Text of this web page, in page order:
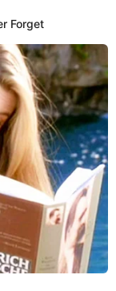
salido de su casa
rastro de ella.
PNP